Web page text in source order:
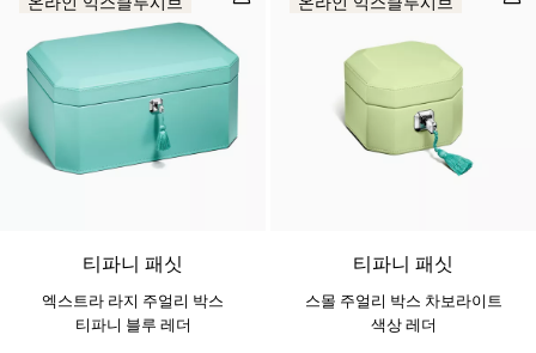
티파니 패싯
엑스트라 라지 주얼리 박스
티파니 블루 레더
티파니 패싯
스몰 주얼리 박스 차보라이트
색상 레더